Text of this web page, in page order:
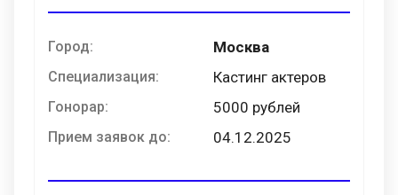
Город: Москва
Специализация: Кастинг актеров
Гонорар: 5000 рублей
Прием заявок до: 04.12.2025